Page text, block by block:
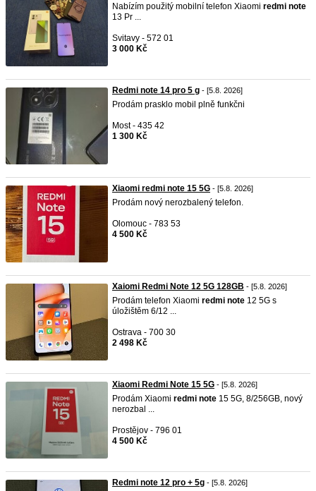
Nabízím použitý mobilní telefon Xiaomi redmi note
13 Pr ...
Svitavy - 572 01
3 000 Kč
Redmi note 14 pro 5 g - [5.8. 2026]
Prodám prasklo mobil plně funkčni
Most - 435 42
1 300 Kč
Xiaomi redmi note 15 5G - [5.8. 2026]
Prodám nový nerozbalený telefon.
Olomouc - 783 53
4 500 Kč
Xaiomi Redmi Note 12 5G 128GB - [5.8. 2026]
Prodám telefon Xiaomi redmi note 12 5G s
úložištěm 6/12 ...
Ostrava - 700 30
2 498 Kč
Xiaomi Redmi Note 15 5G - [5.8. 2026]
Prodám Xiaomi redmi note 15 5G, 8/256GB, nový
nerozbal ...
Prostějov - 796 01
4 500 Kč
Redmi note 12 pro + 5g - [5.8. 2026]